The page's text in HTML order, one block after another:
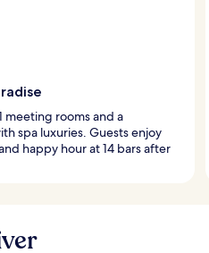
meeting rooms and a
spa luxuries. Guests enjoy
happy hour at 14 bars after